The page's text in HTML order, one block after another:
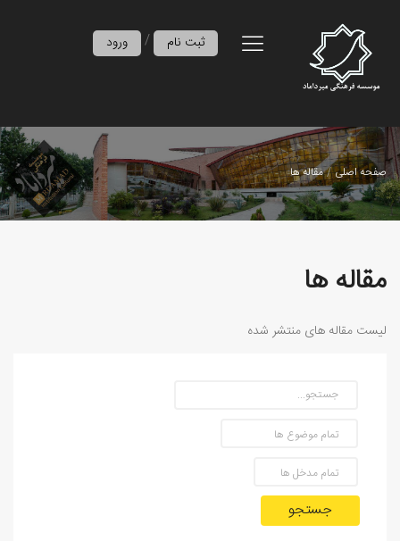
ورود / ثبت نام
صفحه اصلی مقاله ها
مقاله ها
لیست مقاله های منتشر شده
جستجو